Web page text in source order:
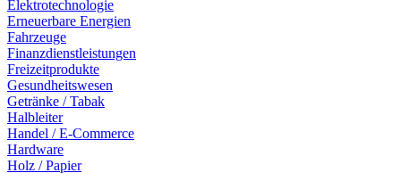
Elektrotechnologie
Erneuerbare Energien
Fahrzeuge
Finanzdienstleistungen
Freizeitprodukte
Gesundheitswesen
Getränke / Tabak
Halbleiter
Handel / E-Commerce
Hardware
Holz / Papier